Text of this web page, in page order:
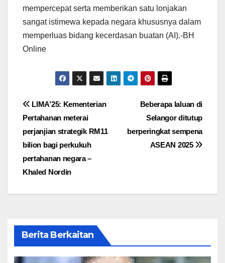
mempercepat serta memberikan satu lonjakan
sangat istimewa kepada negara khususnya dalam
memperluas bidang kecerdasan buatan (AI).-BH
Online
Post
navigation
Beberapa laluan di
Selangor ditutup
berperingkat sempena
ASEAN 2025
LIMA’25: Kementerian
Pertahanan meterai
perjanjian strategik RM11
bilion bagi perkukuh
pertahanan negara –
Khaled Nordin
Berita Berkaitan